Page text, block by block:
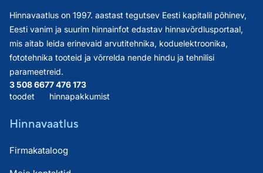
Hinnavaatlus on 1997. aastast tegutsev Eesti kapitalil põhinev,
Eesti vanim ja suurim hinnainfot edastav hinnavõrdlusportaal,
mis aitab leida erinevaid arvutitehnika, koduelektroonika,
fototehnika tooteid ja võrrelda nende hindu ja tehnilisi
parameetreid.
3 508 667
toodet
7 476 173
hinnapakkumist
Hinnavaatlus
Firmakataloog